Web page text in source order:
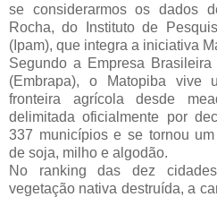
se considerarmos os dados
Rocha, do Instituto de
(Ipam), que integra a iniciativa
Segundo a Empresa
(Embrapa), o Matopiba vive
fronteira agrícola desde
delimitada oficialmente por
337 municípios e se tornou
de soja, milho e algodão.
No ranking das dez
vegetação nativa destruída, a